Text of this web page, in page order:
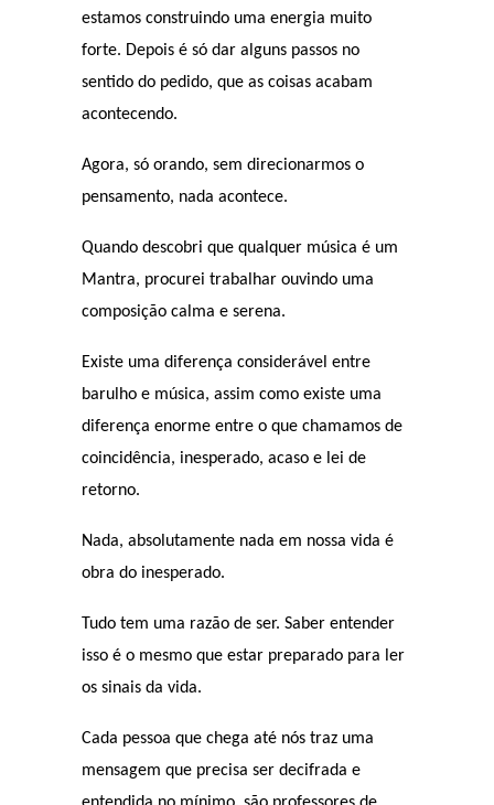
estamos construindo uma energia muito
forte. Depois é só dar alguns passos no
sentido do pedido, que as coisas acabam
acontecendo.
Agora, só orando, sem direcionarmos o
pensamento, nada acontece.
Quando descobri que qualquer música é um
Mantra, procurei trabalhar ouvindo uma
composição calma e serena.
Existe uma diferença considerável entre
barulho e música, assim como existe uma
diferença enorme entre o que chamamos de
coincidência, inesperado, acaso e lei de
retorno.
Nada, absolutamente nada em nossa vida é
obra do inesperado.
Tudo tem uma razão de ser. Saber entender
isso é o mesmo que estar preparado para ler
os sinais da vida.
Cada pessoa que chega até nós traz uma
mensagem que precisa ser decifrada e